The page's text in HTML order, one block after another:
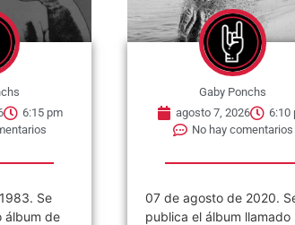
6:15 pm
Se
álbum de
Gaby Ponchs
agosto 7, 2026
6:10
No hay comentarios
07 de agosto de 2020.
publica el álbum llamado